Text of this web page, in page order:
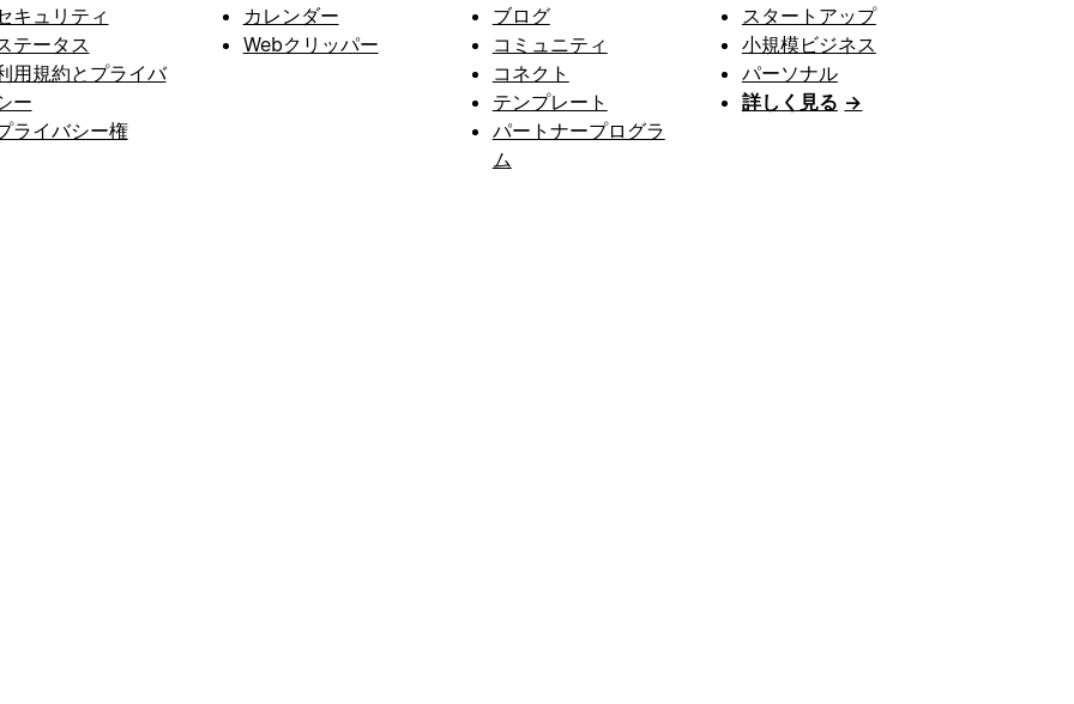
キュリティ
テータス
用規約とプライバ
ー
ライバシー権
カレンダー
Webクリッパー
ブログ
コミュニティ
コネクト
テンプレート
パートナープログラ
ム
スタートアップ
小規模ビジネス
パーソナル
詳しく見る →